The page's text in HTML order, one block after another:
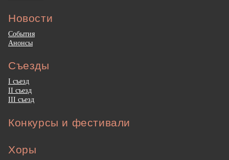
Новости
События
Анонсы
Съезды
I съезд
II съезд
III съезд
Конкурсы и фестивали
Хоры